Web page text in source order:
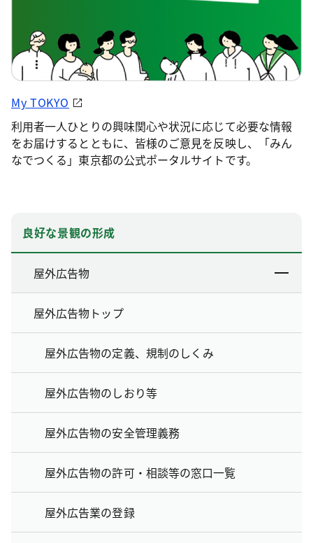
My TOKYO
利用者一人ひとりの興味関心や状況に応じて必要な情報
をお届けするとともに、皆様のご意見を反映し、「みん
なでつくる」東京都の公式ポータルサイトです。
良好な景観の形成
屋外広告物
屋外広告物トップ
屋外広告物の定義、規制のしくみ
屋外広告物のしおり等
屋外広告物の安全管理義務
屋外広告物の許可・相談等の窓口一覧
屋外広告業の登録